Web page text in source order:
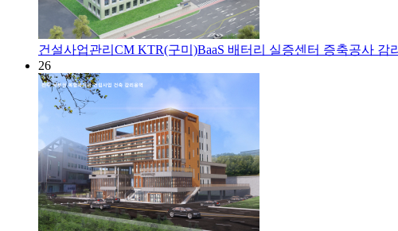
건설사업관리CM KTR(구미)BaaS 배터리 실증센터 증축공사 감
26